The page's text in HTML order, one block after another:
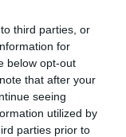
third parties, or
for
below opt-out
that after your
seeing
utilized by
parties prior to
az
élnek